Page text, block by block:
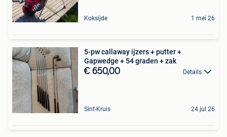
Koksijde 1 mei 26
5-pw callaway ijzers + putter +
Gapwedge + 54 graden + zak
€ 650,00 Details
Sint-Kruis 24 jul 26